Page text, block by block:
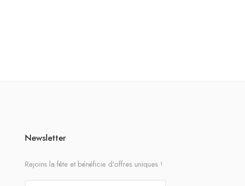
Newsletter
Rejoins la fête et bénéficie d’offres uniques !